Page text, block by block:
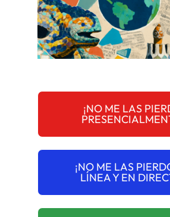
¡NO ME LAS
¡NO ME LAS
LÍNEA Y EN